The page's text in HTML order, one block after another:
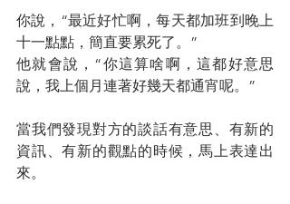
你說，“最近好忙啊，每天都加班到晚上
十一點點，簡直要累死了。”
他就會說，“你這算啥啊，這都好意思
說，我上個月連著好幾天都通宵呢。”
當我們發現對方的談話有意思、有新的
資訊、有新的觀點的時候，馬上表達出
來。